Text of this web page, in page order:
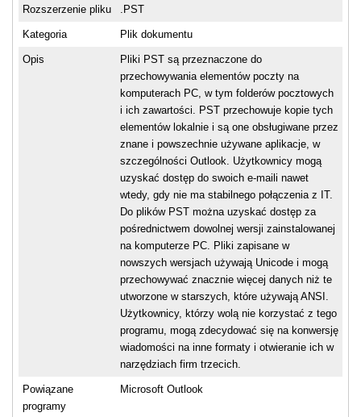
Rozszerzenie pliku .PST
Kategoria Plik dokumentu
Opis
Pliki PST są przeznaczone do
przechowywania elementów poczty na
komputerach PC, w tym folderów pocztowych
i ich zawartości. PST przechowuje kopie tych
elementów lokalnie i są one obsługiwane przez
znane i powszechnie używane aplikacje, w
szczególności Outlook. Użytkownicy mogą
uzyskać dostęp do swoich e-maili nawet
wtedy, gdy nie ma stabilnego połączenia z IT.
Do plików PST można uzyskać dostęp za
pośrednictwem dowolnej wersji zainstalowanej
na komputerze PC. Pliki zapisane w
nowszych wersjach używają Unicode i mogą
przechowywać znacznie więcej danych niż te
utworzone w starszych, które używają ANSI.
Użytkownicy, którzy wolą nie korzystać z tego
programu, mogą zdecydować się na konwersję
wiadomości na inne formaty i otwieranie ich w
narzędziach firm trzecich.
Powiązane
programy
Microsoft Outlook